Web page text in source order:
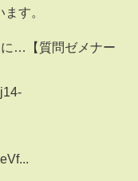
す。
…【質問ゼメナー